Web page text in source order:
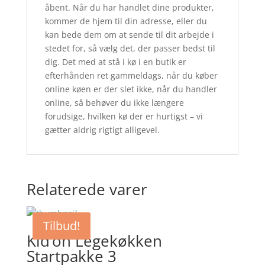
åbent. Når du har handlet dine produkter,
kommer de hjem til din adresse, eller du
kan bede dem om at sende til dit arbejde i
stedet for, så vælg det, der passer bedst til
dig. Det med at stå i kø i en butik er
efterhånden ret gammeldags, når du køber
online køen er der slet ikke, når du handler
online, så behøver du ikke længere
forudsige, hvilken kø der er hurtigst – vi
gætter aldrig rigtigt alligevel.
Relaterede varer
Tilbud!
Kid’oh Legekøkken
Startpakke 3